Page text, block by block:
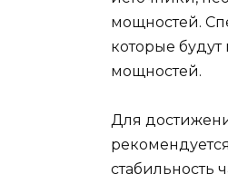
мощностей.
которые
мощностей.
Для
стабильность